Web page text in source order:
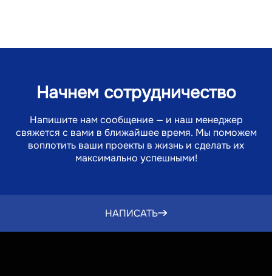
Начнем сотрудничество
Напишите нам сообщение — и наш менеджер
свяжется с вами в ближайшее время. Мы поможем
воплотить ваши проекты в жизнь и сделать их
максимально успешными!
НАПИСАТЬ